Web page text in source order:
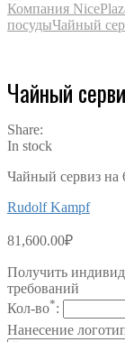
Компания
посудыЧайный
Чайный
Share:
In stock
Чайный сервиз на
Rudolf Kampf
81,600.00₽
Получить
требований
Кол-во*:
Нанесение